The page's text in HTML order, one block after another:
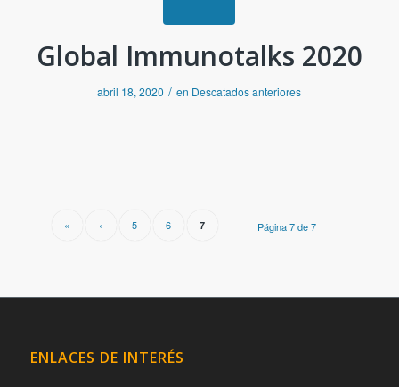
Global Immunotalks 2020
abril 18, 2020 / en Descatados anteriores
Página 7 de 7
« ‹ 5 6 7
ENLACES DE INTERÉS